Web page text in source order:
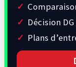
Décision
Plans